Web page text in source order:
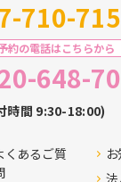
710-
約の電話はこちらから
648-
時間 9:30-18:00)
くあるご質